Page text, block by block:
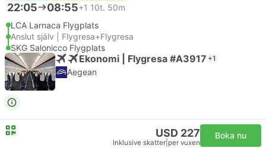
22:05 08:55+1 10t. 50m
LCA Larnaca Flygplats
Anslut själv | Flygresa+Flygresa
SKG Salonicco Flygplats
Ekonomi | Flygresa #A3917 +1
Aegean
USD 227
Inklusive skatter per vuxen
Boka nu